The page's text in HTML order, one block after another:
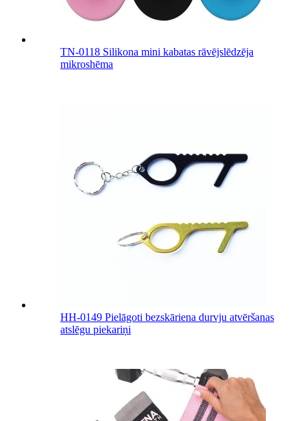
TN-0118 Silikona mini kabatas rāvējslēdzēja
mikroshēma
HH-0149 Pielāgoti bezskāriena durvju atvēršanas
atslēgu piekariņi